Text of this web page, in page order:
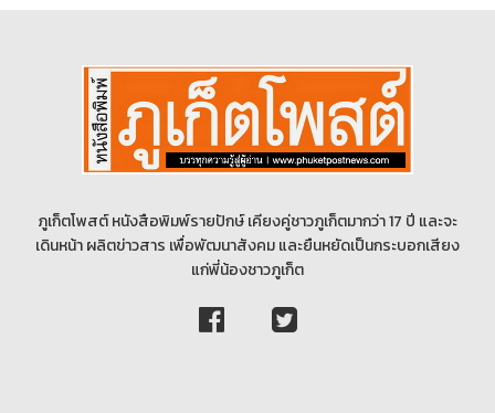
ภูเก็ตโพสต์ หนังสือพิมพ์รายปักษ์ เคียงคู่ชาวภูเก็ตมากว่า 17 ปี และจะ
เดินหน้า ผลิตข่าวสาร เพื่อพัฒนาสังคม และยืนหยัดเป็นกระบอกเสียง
แก่พี่น้องชาวภูเก็ต